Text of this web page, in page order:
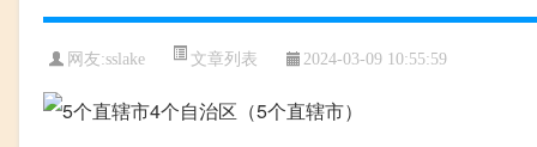
网友:sslake 文章列表 2024-03-09 10:55:59